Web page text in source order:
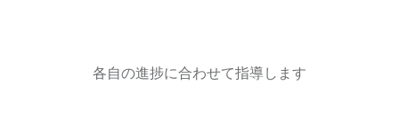
各自の進捗に合わせて指導します